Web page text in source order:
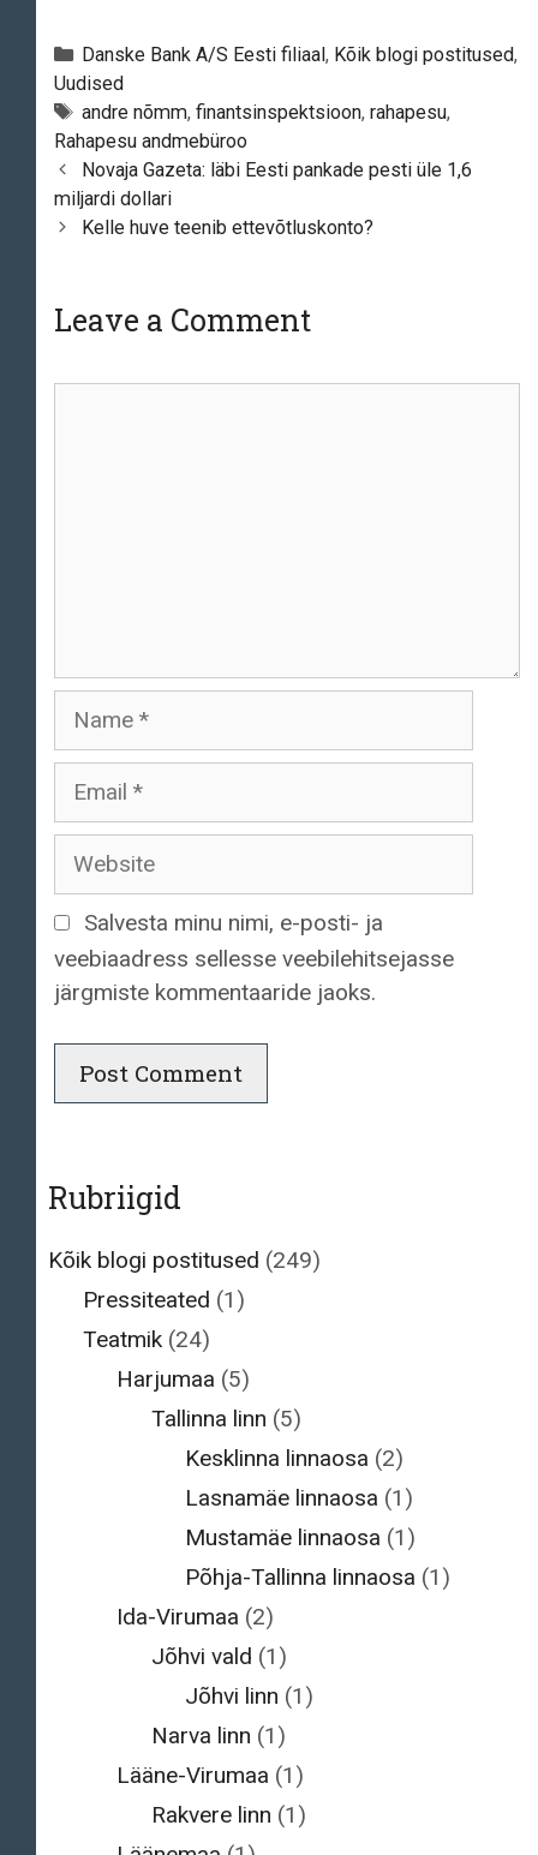
Categories
Danske Bank A/S Eesti filiaal, Kõik blogi postitused,
Uudised
Tags
andre nõmm, finantsinspektsioon, rahapesu,
Rahapesu andmebüroo
Post
navigation
Novaja Gazeta: läbi Eesti pankade pesti üle 1,6
miljardi dollari
Kelle huve teenib ettevõtluskonto?
Leave a Comment
Name
Email
Website
Salvesta minu nimi, e-posti- ja
veebiaadress sellesse veebilehitsejasse
järgmiste kommentaaride jaoks.
Rubriigid
Kõik blogi postitused (249)
Pressiteated (1)
Teatmik(24)
Harjumaa (5)
Tallinna linn (5)
Kesklinna linnaosa (2)
Lasnamäe linnaosa (1)
Mustamäe linnaosa (1)
Põhja-Tallinna linnaosa (1)
Ida-Virumaa (2)
Jõhvi vald (1)
Jõhvi linn (1)
Narva linn (1)
Lääne-Virumaa (1)
Rakvere linn (1)